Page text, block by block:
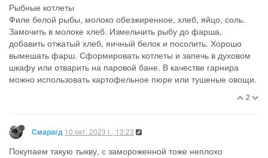
Рыбные котлеты
Филе белой рыбы, молоко обезжиренное, хлеб, яйцо, соль.
Замочить в молоке хлеб. Измельчить рыбу до фарша,
добавить отжатый хлеб, яичный белок и посолить. Хорошо
вымешать фарш. Сформировать котлеты и запечь в духовом
шкафу или отварить на паровой бане. В качестве гарнира
можно использовать картофельное пюре или тушеные овощи.
2
Смарагд 10 окт. 2023 г., 13:23
Покупаем такую тыкву, с замороженной тоже неплохо